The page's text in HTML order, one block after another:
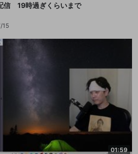
信 19時過ぎくらいまで
15
01:59